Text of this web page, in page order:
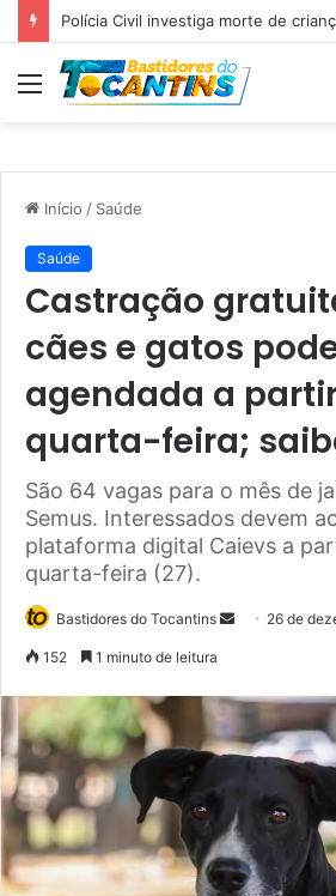
Menu
Início / Saúde
Saúde
Castração
cães e gatos
agendada a
quarta-feira;
São 64 vagas para o mês de
Semus. Interessados devem
plataforma digital Caievs a
quarta-feira (27).
Bastidores do Tocantins
d
e
m
e
-
m
26 de
152 1 minuto de leitura